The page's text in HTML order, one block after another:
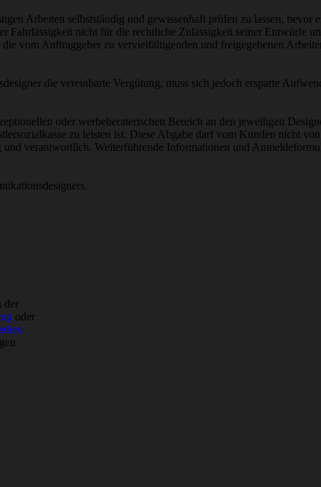
Arbeiten selbstständig und gewissenhaft prüfen zu lassen, bevor
Fahrlässigkeit nicht für die rechtliche Zulässigkeit seiner Entwürfe
vom Auftraggeber zu vervielfältigenden und freigegebenen
die vereinbarte Vergütung, muss sich jedoch ersparte
oder werbeberaterischen Bereich an den jeweiligen
zu leisten ist. Diese Abgabe darf vom Kunden nicht
verantwortlich. Weiterführende Informationen und
der
oder